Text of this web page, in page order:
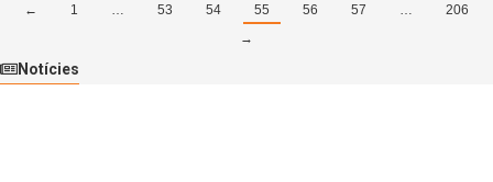
← 1 53 54 55 56 57
206
→
Notícies